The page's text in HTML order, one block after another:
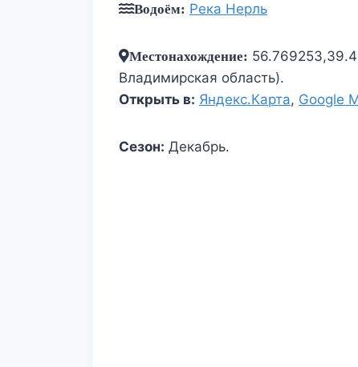
Водоём: Река Нерль
Местонахождение:
Владимирская область).
Открыть в: Яндекс.Карта, Google
Сезон: Декабрь.